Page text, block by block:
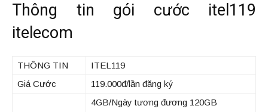
Thông tin gói cước itel119
itelecom
THÔNG TIN
ITEL119
Giá Cước
119.000đ/lần đăng ký
4GB/Ngày tương đương 120GB